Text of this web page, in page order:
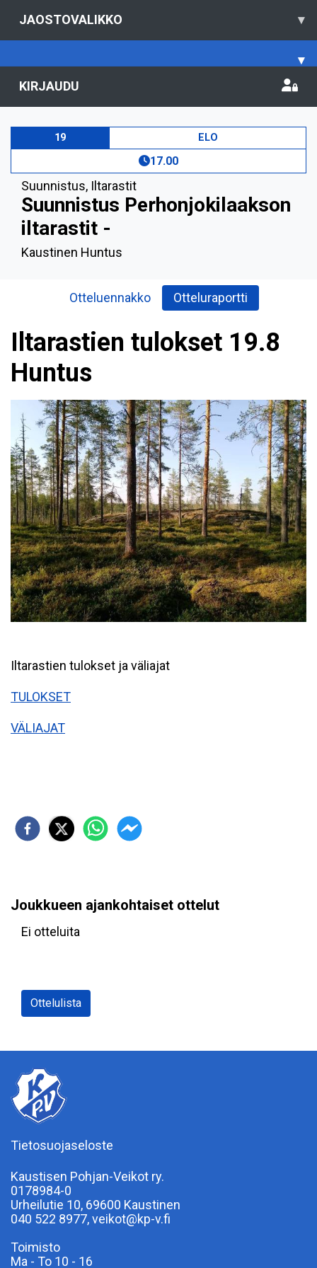
JAOSTOVALIKKO ▾
▾
KIRJAUDU
19 ELO
17.00
Suunnistus, Iltarastit
Suunnistus Perhonjokilaakson
iltarastit -
Kaustinen Huntus
Otteluennakko Otteluraportti
Iltarastien tulokset 19.8
Huntus
Iltarastien tulokset ja väliajat
TULOKSET
VÄLIAJAT
Joukkueen ajankohtaiset ottelut
Ei otteluita
Ottelulista
Tietosuojaseloste
Kaustisen Pohjan-Veikot ry.
0178984-0
Urheilutie 10, 69600 Kaustinen
040 522 8977, veikot@kp-v.fi
Toimisto
Ma - To 10 - 16